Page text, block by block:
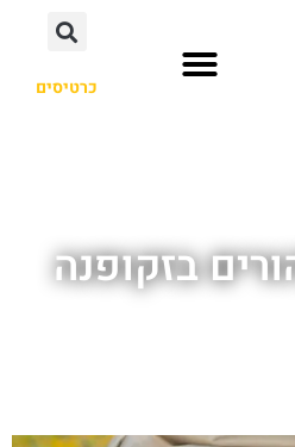
כרטיסים
בזקופנה